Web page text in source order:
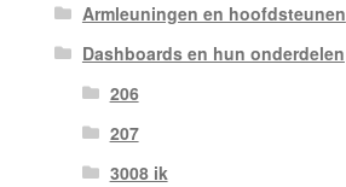
Armleuningen en hoofdsteunen
Dashboards en hun onderdelen
206
207
3008 ik